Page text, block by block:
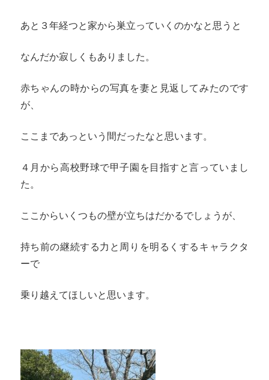
あと３年経つと家から巣立っていくのかなと思うと
なんだか寂しくもありました。
赤ちゃんの時からの写真を妻と見返してみたのです
が、
ここまであっという間だったなと思います。
４月から高校野球で甲子園を目指すと言っていまし
た。
ここからいくつもの壁が立ちはだかるでしょうが、
持ち前の継続する力と周りを明るくするキャラクタ
ーで
乗り越えてほしいと思います。